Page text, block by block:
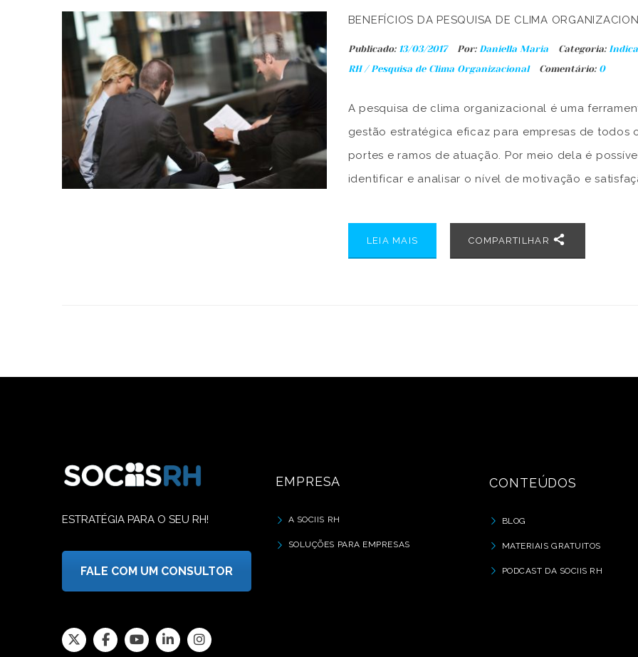
BENEFÍCIOS DA PESQUISA DE CLIMA
Publicado: 13/03/2017 Por: Daniella Maria Categoria:
RH/ Pesquisa de Clima Organizacional Comentário:0
A pesquisa de clima organizacional é uma
gestão estratégica eficaz para empresas de todos
portes e ramos de atuação. Por meio dela é
identificar e analisar o nível de motivação e
de um plano de ação a ser executado […]
LEIA MAIS COMPARTILHAR
ESTRATÉGIA PARA O SEU RH!
FALE COM UM CONSULTOR
EMPRESA
A SOCIIS RH
SOLUÇÕES PARA EMPRESAS
CONTEÚDOS
BLOG
MATERIAIS GRATUITOS
PODCAST DA SOCIIS RH